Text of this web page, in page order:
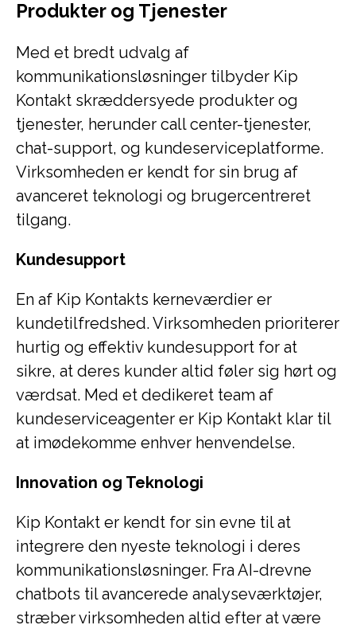
Produkter og Tjenester
Med et bredt udvalg af
kommunikationsløsninger tilbyder Kip
Kontakt skræddersyede produkter og
tjenester, herunder call center-tjenester,
chat-support, og kundeserviceplatforme.
Virksomheden er kendt for sin brug af
avanceret teknologi og brugercentreret
tilgang.
Kundesupport
En af Kip Kontakts kerneværdier er
kundetilfredshed. Virksomheden prioriterer
hurtig og effektiv kundesupport for at
sikre, at deres kunder altid føler sig hørt og
værdsat. Med et dedikeret team af
kundeserviceagenter er Kip Kontakt klar til
at imødekomme enhver henvendelse.
Innovation og Teknologi
Kip Kontakt er kendt for sin evne til at
integrere den nyeste teknologi i deres
kommunikationsløsninger. Fra AI-drevne
chatbots til avancerede analyseværktøjer,
stræber virksomheden altid efter at være